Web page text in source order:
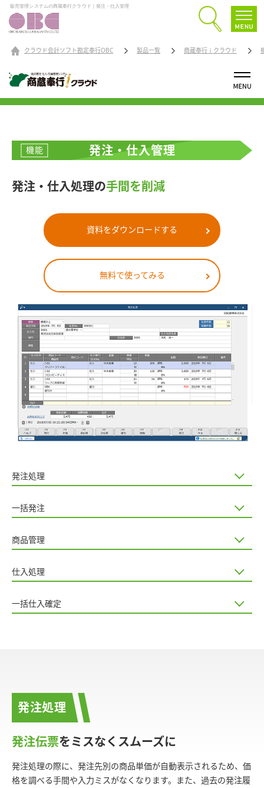
販売管理システムの商蔵奉行クラウド｜発注・仕入管理
クラウド会計ソフト勘定奉行OBC 製品一覧 商蔵奉行ｉクラウド
機能 発注・仕入管理
発注・仕入処理の手間を削減
資料をダウンロードする
無料で使ってみる
発注処理
一括発注
商品管理
仕入処理
一括仕入確定
発注処理
発注伝票をミスなくスムーズに
発注処理の際に、発注先別の商品単価が自動表示されるため、価
格を調べる手間や入力ミスがなくなります。また、過去の発注履